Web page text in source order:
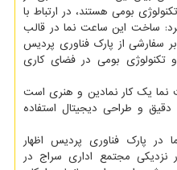
بومی هستند، در ارتباط با
ساخت این ساعت نما در قالب
بر سفارشی از پارک فناوری پردیس
و تکنولوژی بومی در فضای کاری
نما یک کار نمادین و هنری است
و طراحی دیجیتال استفاده
در پارک فناوری پردیس اظهار
مجتمع اداری سراج در